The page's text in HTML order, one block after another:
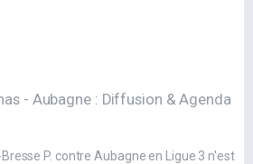
- Aubagne : Diffusion & Agenda
P. contre Aubagne en Ligue 3 n'est